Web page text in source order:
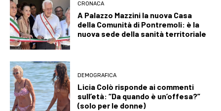
CRONACA
A Palazzo Mazzini la nuova Casa
della Comunità di Pontremoli: è la
nuova sede della sanità territoriale
DEMOGRAFICA
Licia Colò risponde ai commenti
sull’età: “Da quando è un’offesa?”
(solo per le donne)